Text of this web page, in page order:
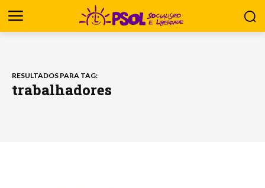
RESULTADOS PARA TAG:
trabalhadores